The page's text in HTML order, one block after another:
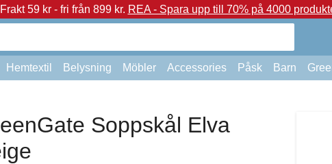
Frakt 59 kr - fri från 899 kr. REA - Spara upp till 70% på 4000
Hemtextil Belysning Möbler Accessories Påsk Barn
Soppskål Elva